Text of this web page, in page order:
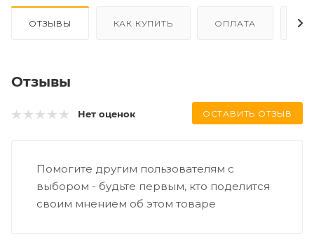
ОТЗЫВЫ КАК КУПИТЬ ОПЛАТА
Отзывы
Нет оценок ОСТАВИТЬ ОТЗЫВ
Помогите другим пользователям с
выбором - будьте первым, кто поделится
своим мнением об этом товаре